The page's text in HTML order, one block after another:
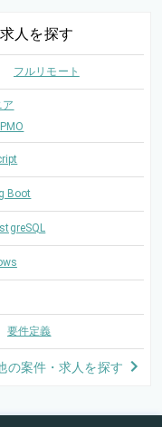
人を探す
フルリモート
PMO
Boot
要件定義
の案件・求人を探す